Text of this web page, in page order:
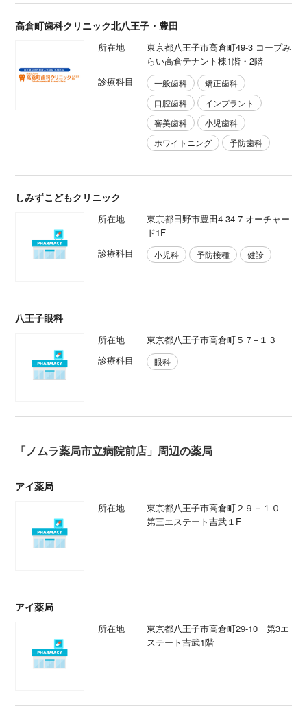
高倉町歯科クリニック北八王子・豊田
所在地
東京都八王子市高倉町49-3 コープみ
らい高倉テナント棟1階・2階
診療科目
一般⻭科
矯正⻭科
口腔⻭科
インプラント
審美⻭科
小児⻭科
ホワイトニング
予防⻭科
しみずこどもクリニック
所在地
東京都日野市豊田4-34-7 オーチャー
ド1F
診療科目
小児科 予防接種 健診
八王子眼科
所在地
東京都八王子市高倉町５７−１３
診療科目
眼科
「ノムラ薬局市立病院前店」周辺の薬局
アイ薬局
所在地
東京都八王子市高倉町２９－１０
第三エステート吉武１F
アイ薬局
所在地
東京都八王子市高倉町29-10 第3エ
ステート吉武1階